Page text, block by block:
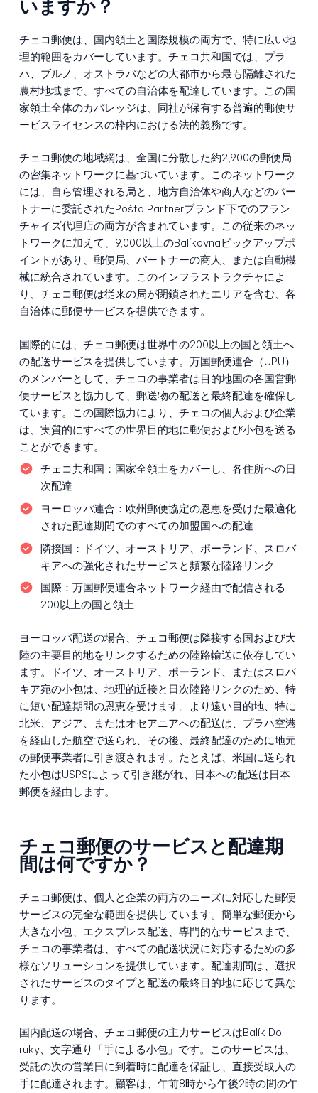
いますか？
チェコ郵便は、国内領土と国際規模の両方で、特に広い地
理的範囲をカバーしています。チェコ共和国では、プラ
ハ、ブルノ、オストラバなどの大都市から最も隔離された
農村地域まで、すべての自治体を配達しています。この国
家領土全体のカバレッジは、同社が保有する普遍的郵便サ
ービスライセンスの枠内における法的義務です。
チェコ郵便の地域網は、全国に分散した約2,900の郵便局
の密集ネットワークに基づいています。このネットワーク
には、自ら管理される局と、地方自治体や商人などのパー
トナーに委託されたPošta Partnerブランド下でのフラン
チャイズ代理店の両方が含まれています。この従来のネッ
トワークに加えて、9,000以上のBalíkovnaピックアップポ
イントがあり、郵便局、パートナーの商人、または自動機
械に統合されています。このインフラストラクチャによ
り、チェコ郵便は従来の局が閉鎖されたエリアを含む、各
自治体に郵便サービスを提供できます。
国際的には、チェコ郵便は世界中の200以上の国と領土へ
の配送サービスを提供しています。万国郵便連合（UPU）
のメンバーとして、チェコの事業者は目的地国の各国営郵
便サービスと協力して、郵送物の配送と最終配達を確保し
ています。この国際協力により、チェコの個人および企業
は、実質的にすべての世界目的地に郵便および小包を送る
ことができます。
チェコ共和国： 国家全領土をカバーし、各住所への日
次配達
ヨーロッパ連合： 欧州郵便協定の恩恵を受けた最適化
された配達期間でのすべての加盟国への配達
隣接国： ドイツ、オーストリア、ポーランド、スロバ
キアへの強化されたサービスと頻繁な陸路リンク
国際： 万国郵便連合ネットワーク経由で配信される
200以上の国と領土
ヨーロッパ配送の場合、チェコ郵便は隣接する国および大
陸の主要目的地をリンクするための陸路輸送に依存してい
ます。ドイツ、オーストリア、ポーランド、またはスロバ
キア宛の小包は、地理的近接と日次陸路リンクのため、特
に短い配達期間の恩恵を受けます。より遠い目的地、特に
北米、アジア、またはオセアニアへの配送は、プラハ空港
を経由した航空で送られ、その後、最終配達のために地元
の郵便事業者に引き渡されます。たとえば、米国に送られ
た小包はUSPSによって引き継がれ、日本への配送は日本
郵便を経由します。
チェコ郵便のサービスと配達期
間は何ですか？
チェコ郵便は、個人と企業の両方のニーズに対応した郵便
サービスの完全な範囲を提供しています。簡単な郵便から
大きな小包、エクスプレス配送、専門的なサービスまで、
チェコの事業者は、すべての配送状況に対応するための多
様なソリューションを提供しています。配達期間は、選択
されたサービスのタイプと配送の最終目的地に応じて異な
ります。
国内配送の場合、チェコ郵便の主力サービスはBalík Do
ruky、文字通り「手による小包」です。このサービスは、
受託の次の営業日に到着時に配達を保証し、直接受取人の
手に配達されます。顧客は、午前8時から午後2時の間の午